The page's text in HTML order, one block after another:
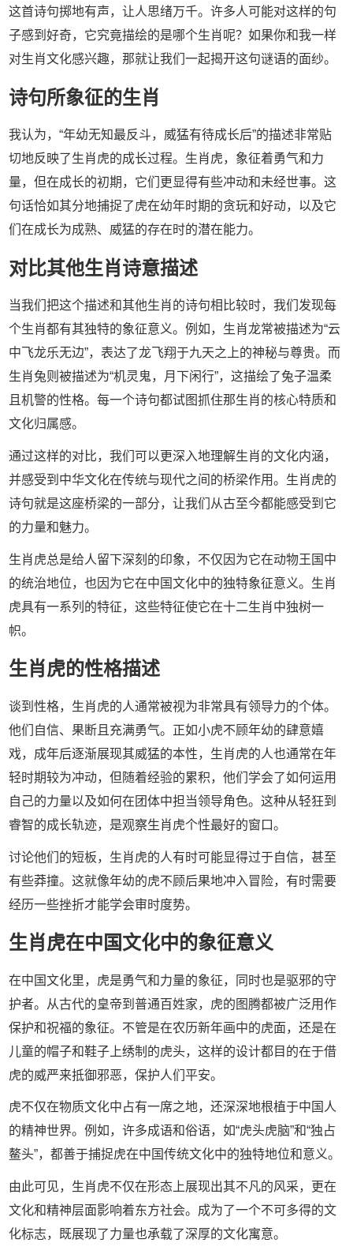
这首诗句掷地有声，让人思绪万千。许多人可能对这样的句
子感到好奇，它究竟描绘的是哪个生肖呢？如果你和我一样
对生肖文化感兴趣，那就让我们一起揭开这句谜语的面纱。
诗句所象征的生肖
我认为，“年幼无知最反斗，威猛有待成长后”的描述非常贴
切地反映了生肖虎的成长过程。生肖虎，象征着勇气和力
量，但在成长的初期，它们更显得有些冲动和未经世事。这
句话恰如其分地捕捉了虎在幼年时期的贪玩和好动，以及它
们在成长为成熟、威猛的存在时的潜在能力。
对比其他生肖诗意描述
当我们把这个描述和其他生肖的诗句相比较时，我们发现每
个生肖都有其独特的象征意义。例如，生肖龙常被描述为“云
中飞龙乐无边”，表达了龙飞翔于九天之上的神秘与尊贵。而
生肖兔则被描述为“机灵鬼，月下闲行”，这描绘了兔子温柔
且机警的性格。每一个诗句都试图抓住那生肖的核心特质和
文化归属感。
通过这样的对比，我们可以更深入地理解生肖的文化内涵，
并感受到中华文化在传统与现代之间的桥梁作用。生肖虎的
诗句就是这座桥梁的一部分，让我们从古至今都能感受到它
的力量和魅力。
生肖虎总是给人留下深刻的印象，不仅因为它在动物王国中
的统治地位，也因为它在中国文化中的独特象征意义。生肖
虎具有一系列的特征，这些特征使它在十二生肖中独树一
帜。
生肖虎的性格描述
谈到性格，生肖虎的人通常被视为非常具有领导力的个体。
他们自信、果断且充满勇气。正如小虎不顾年幼的肆意嬉
戏，成年后逐渐展现其威猛的本性，生肖虎的人也通常在年
轻时期较为冲动，但随着经验的累积，他们学会了如何运用
自己的力量以及如何在团体中担当领导角色。这种从轻狂到
睿智的成长轨迹，是观察生肖虎个性最好的窗口。
讨论他们的短板，生肖虎的人有时可能显得过于自信，甚至
有些莽撞。这就像年幼的虎不顾后果地冲入冒险，有时需要
经历一些挫折才能学会审时度势。
生肖虎在中国文化中的象征意义
在中国文化里，虎是勇气和力量的象征，同时也是驱邪的守
护者。从古代的皇帝到普通百姓家，虎的图腾都被广泛用作
保护和祝福的象征。不管是在农历新年画中的虎面，还是在
儿童的帽子和鞋子上绣制的虎头，这样的设计都目的在于借
虎的威严来抵御邪恶，保护人们平安。
虎不仅在物质文化中占有一席之地，还深深地根植于中国人
的精神世界。例如，许多成语和俗语，如“虎头虎脑”和“独占
鳌头”，都善于捕捉虎在中国传统文化中的独特地位和意义。
由此可见，生肖虎不仅在形态上展现出其不凡的风采，更在
文化和精神层面影响着东方社会。成为了一个不可多得的文
化标志，既展现了力量也承载了深厚的文化寓意。